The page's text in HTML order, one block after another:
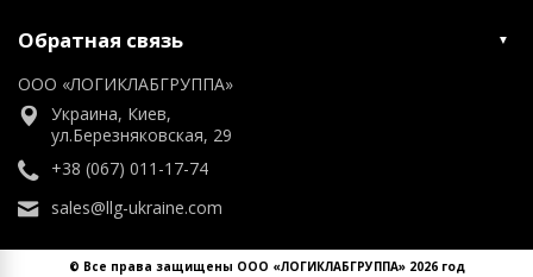
Обратная связь
ООО «ЛОГИКЛАБГРУППА»
Украина, Киев,
ул.Березняковская, 29
+38 (067) 011-17-74
sales@llg-ukraine.com
© Все права защищены ООО «ЛОГИКЛАБГРУППА» 2026 год